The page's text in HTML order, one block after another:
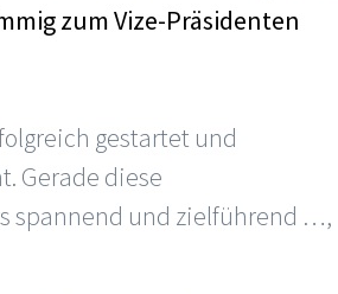
zum Vize-Präsidenten
gestartet und
Gerade diese
spannend und zielführend …,